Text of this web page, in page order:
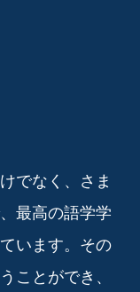
でなく、さま
最高の語学学
います。その
ことができ、